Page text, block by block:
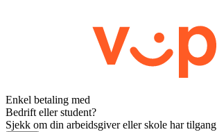
Enkel betaling med
Bedrift eller student?
Sjekk om din arbeidsgiver eller skole har tilgang